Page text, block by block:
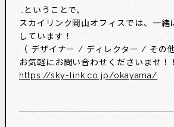
…ということで、
スカイリンク岡山オフィスでは、一緒
しています！
（ デザイナー / ディレクター / その他
お気軽にお問い合わせくださいませ！
https://sky-link.co.jp/okayama/